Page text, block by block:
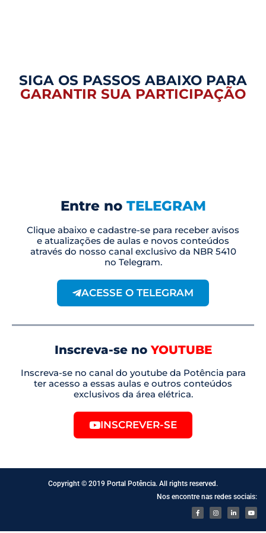
SIGA OS PASSOS ABAIXO PARA
GARANTIR SUA PARTICIPAÇÃO
Entre no TELEGRAM
Clique abaixo e cadastre-se para receber avisos
e atualizações de aulas e novos conteúdos
através do nosso canal exclusivo da NBR 5410
no Telegram.
ACESSE O TELEGRAM
Inscreva-se noYOUTUBE
Inscreva-se no canal do youtube da Potência para
ter acesso a essas aulas e outros conteúdos
exclusivos da área elétrica.
INSCREVER-SE
Copyright © 2019 Portal Potência. All rights reserved.
Nos encontre nas redes sociais: